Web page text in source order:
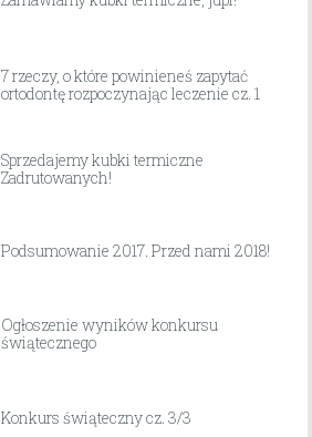
7 rzeczy, o które powinieneś zapytać
ortodontę rozpoczynając leczenie cz. 1
Sprzedajemy kubki termiczne
Zadrutowanych!
Podsumowanie 2017. Przed nami 2018!
Ogłoszenie wyników konkursu
świątecznego
Konkurs świąteczny cz. 3/3